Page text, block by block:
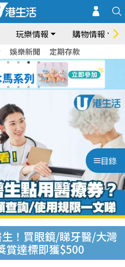
玩樂情報 購物情報
娛樂新聞 定期存款
目錄
！買眼鏡/睇牙醫/大灣
賞達標即獲$500